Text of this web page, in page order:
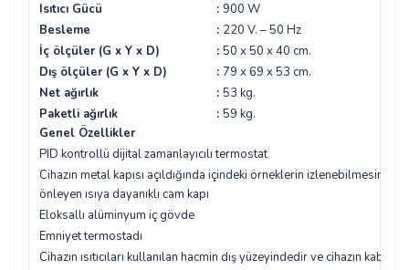
Isıtıcı Gücü
: 900 W
Besleme
: 220 V. – 50 Hz
İç ölçüler (G x Y x D)
: 50 x 50 x 40 cm.
Dış ölçüler (G x Y x D) : 79 x 69 x 53 cm.
Net ağırlık
: 53 kg.
Paketli ağırlık
: 59 kg.
Genel Özellikler
PID kontrollü dijital zamanlayıcılı termostat
Cihazın metal kapısı açıldığında içindeki örneklerin izlenebilmesini
önleyen ısıya dayanıklı cam kapı
Eloksallı alüminyum iç gövde
Emniyet termostadı
Cihazın ısıtıcıları kullanılan hacmin dış yüzeyindedir ve cihazın kabin